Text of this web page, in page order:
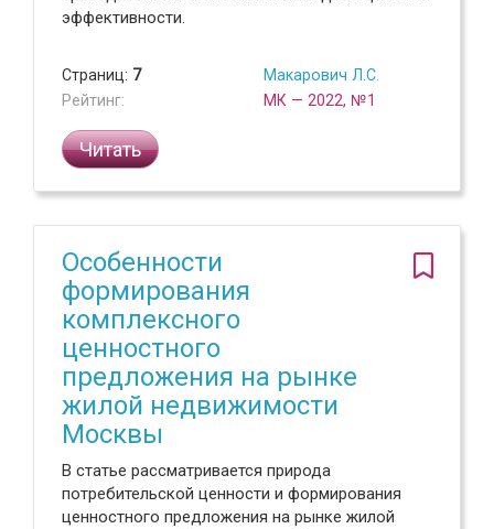
эффективности.
Страниц: 7
Рейтинг:
Макарович Л.С.
МК — 2022, №1
Читать
Особенности
формирования
комплексного
ценностного
предложения на рынке
жилой недвижимости
Москвы
В статье рассматривается природа
потребительской ценности и формирования
ценностного предложения на рынке жилой